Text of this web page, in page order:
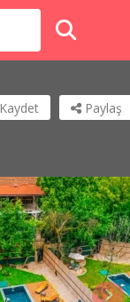
Paylaş
Kaydet